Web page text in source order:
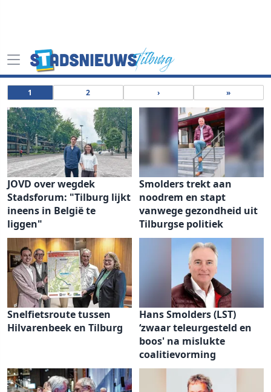
1 2 › »
JOVD over wegdek
Stadsforum: "Tilburg lijkt
ineens in België te
liggen"
Smolders trekt aan
noodrem en stapt
vanwege gezondheid uit
Tilburgse politiek
Snelfietsroute tussen
Hilvarenbeek en Tilburg
Hans Smolders (LST)
‘zwaar teleurgesteld en
boos' na mislukte
coalitievorming